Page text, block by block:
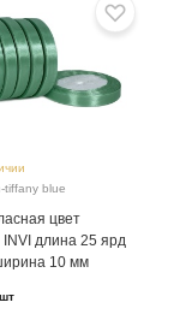
tiffany blue
цвет
длина 25 ярд
10 мм